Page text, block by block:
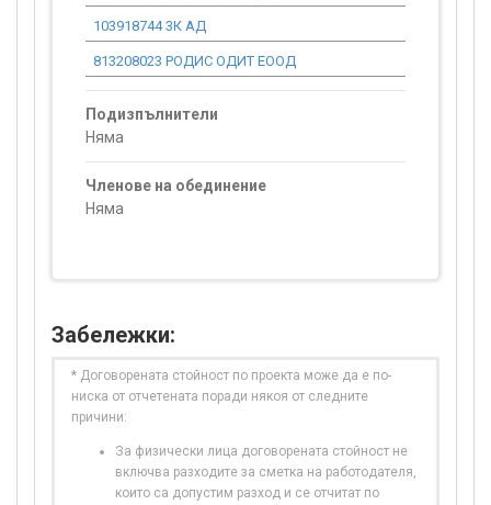
103918744 3К АД
813208023 РОДИС ОДИТ ЕООД
Подизпълнители
Няма
Членове на обединение
Няма
Забележки:
* Договорената стойност по проекта може да е по-
ниска от отчетената поради някоя от следните
причини:
За физически лица договорената стойност не
включва разходите за сметка на работодателя,
които са допустим разход и се отчитат по